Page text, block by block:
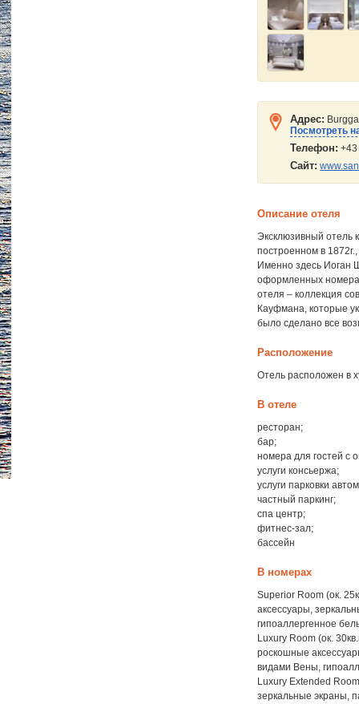
Адрес:
Посмотреть
Телефон:
Сайт:
Описание отеля
Эксклюзивный отель
построенном в
Именно здесь Иоган
оформленных
отеля – коллекция
Кауфмана, которые
было сделано все
Расположение
Отель расположен в
В отеле
ресторан;
бар;
номера для гостей с
услуги консьержа;
услуги парковки
частный паркинг;
спа центр;
фитнес-зал;
бассейн
В номерах
Superior Room (ок.
аксессуары,
гипоаллергенное
Luxury Room (ок.
роскошные
видами Вены,
Luxury Extended
зеркальные экраны,